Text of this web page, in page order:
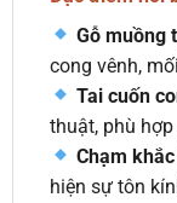
Gỗ muồng
cong vênh,
Tai cuốn
thuật, phù
Chạm
hiện sự tôn